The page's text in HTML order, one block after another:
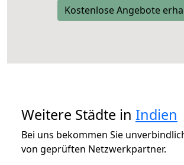
Kostenlose Angebote
Weitere Städte in Indien
Bei uns bekommen Sie
von geprüften Netzwerkpartner.